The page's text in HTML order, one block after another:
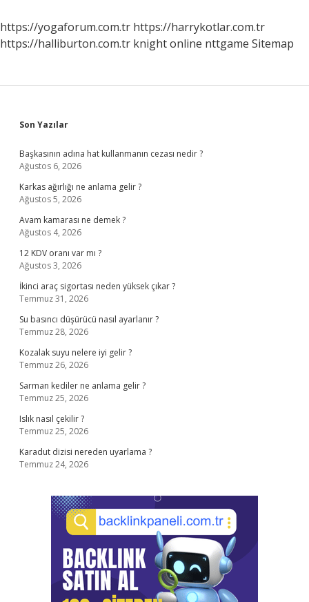
https://yogaforum.com.tr https://harrykotlar.com.tr
https://halliburton.com.tr knight online nttgame Sitemap
Sidebar
Son Yazılar
Başkasının adına hat kullanmanın cezası nedir ?
Ağustos 6, 2026
Karkas ağırlığı ne anlama gelir ?
Ağustos 5, 2026
Avam kamarası ne demek ?
Ağustos 4, 2026
12 KDV oranı var mı ?
Ağustos 3, 2026
İkinci araç sigortası neden yüksek çıkar ?
Temmuz 31, 2026
Su basıncı düşürücü nasıl ayarlanır ?
Temmuz 28, 2026
Kozalak suyu nelere iyi gelir ?
Temmuz 26, 2026
Sarman kediler ne anlama gelir ?
Temmuz 25, 2026
Islık nasıl çekilir ?
Temmuz 25, 2026
Karadut dizisi nereden uyarlama ?
Temmuz 24, 2026